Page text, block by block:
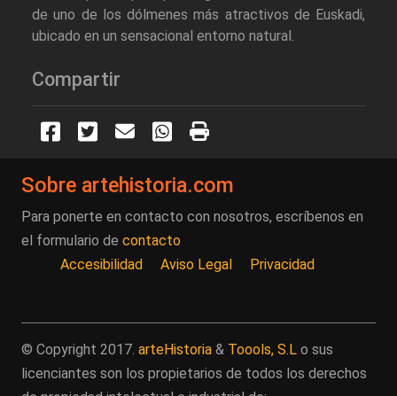
de uno de los dólmenes más atractivos de Euskadi,
ubicado en un sensacional entorno natural.
Compartir
Sobre artehistoria.com
Para ponerte en contacto con nosotros, escríbenos en
el formulario de contacto
Accesibilidad
Aviso Legal Privacidad
© Copyright 2017. arteHistoria & Toools, S.L o sus
licenciantes son los propietarios de todos los derechos